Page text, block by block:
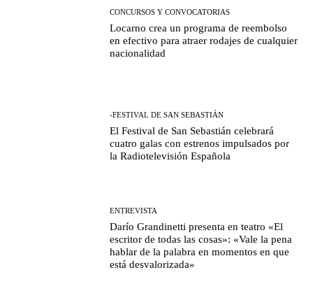
CONCURSOS Y CONVOCATORIAS
Locarno crea un programa de reembolso
en efectivo para atraer rodajes de cualquier
nacionalidad
-FESTIVAL DE SAN SEBASTIÁN
El Festival de San Sebastián celebrará
cuatro galas con estrenos impulsados por
la Radiotelevisión Española
ENTREVISTA
Darío Grandinetti presenta en teatro «El
escritor de todas las cosas»: «Vale la pena
hablar de la palabra en momentos en que
está desvalorizada»